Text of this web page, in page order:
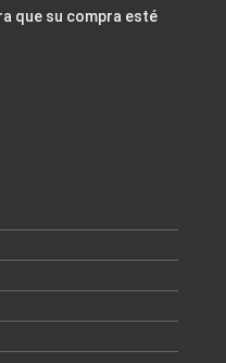
que su compra esté